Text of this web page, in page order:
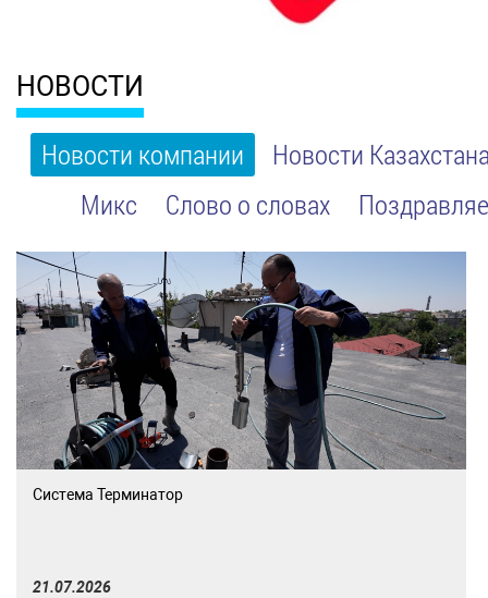
НОВОСТИ
Новости компании
Новости
Микс
Слово о словах
Система Терминатор
21.07.2026